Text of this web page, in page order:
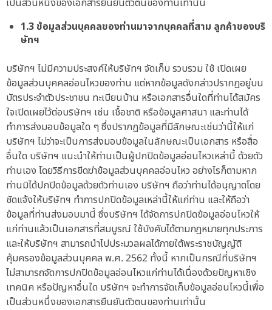
เป็นส่วนหนึ่งของเอกสารยืนยันตัวตนของท่านเท่านั้น
1.3 ข้อมูลส่วนบุคคลของท่านมาจากบุคคลที่สาม ลูกค้าของบริ
ษัทฯ
บริษัทฯ ไม่มีความประสงค์ให้บริษัทฯ จัดเก็บ รวบรวม ใช้ เปิดเผย
ข้อมูลส่วนบุคคลอ่อนไหวของท่าน แต่หากข้อมูลดังกล่าวปรากฏอยู่บน
บัตรประจำตัวประชาชน ทะเบียนบ้าน หรือเอกสารอื่นใดที่ท่านได้สมัคร
ใจเปิดเผยไว้ต่อบริษัทฯ เช่น เชื้อชาติ หรือข้อมูลศาสนา และท่านได้
ทำการส่งมอบข้อมูลใด ๆ ซึ่งปรากฏข้อมูลที่มีลักษณะเช่นว่านี้ให้แก่
บริษัทฯ ไม่ว่าจะเป็นการส่งมอบข้อมูลในลักษณะเป็นเอกสาร หรือสื่อ
อื่นใด บริษัทฯ แนะนำให้ท่านเป็นผู้ปกปิดข้อมูลอ่อนไหวเหล่านี้ ด้วยตัว
ท่านเอง โดยวิธีการขีดฆ่าข้อมูลส่วนบุคคลอ่อนไหว อย่างไรก็ตามหาก
ท่านมิได้ปกปิดข้อมูลด้วยตัวท่านเอง บริษัทฯ ถือว่าท่านได้อนุญาตโดย
ชัดแจ้งให้บริษัทฯ ทำการปกปิดข้อมูลเหล่านี้ให้แก่ท่าน และให้ถือว่า
ข้อมูลที่ท่านส่งมอบมานี้ ซึ่งบริษัทฯ ได้จัดการปกปิดข้อมูลอ่อนไหวให้
แก่ท่านแล้วเป็นเอกสารที่สมบูรณ์ ใช้บังคับได้ตามกฎหมายทุกประการ
และให้บริษัทฯ สามารถนำไปประมวลผลได้ภายใต้พระราชบัญญัติ
คุ้มครองข้อมูลส่วนบุคคล พ.ศ. 2562 ทั้งนี้ หากเป็นกรณีที่บริษัทฯ
ไม่สามารถจัดการปกปิดข้อมูลอ่อนไหวแก่ท่านได้เนื่องด้วยปัญหาเชิง
เทคนิค หรือปัญหาอื่นใด บริษัทฯ จะทำการจัดเก็บข้อมูลอ่อนไหวนี้เพื่อ
เป็นส่วนหนึ่งของเอกสารยืนยันตัวตนของท่านเท่านั้น